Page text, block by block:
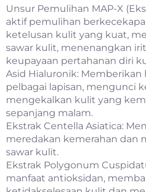
Unsur Pemulihan MAP-X
aktif pemulihan
ketelusan kulit yang kuat,
sawar kulit, menenangkan
keupayaan pertahanan diri
Asid Hialuronik: Memberikan
pelbagai lapisan, mengunci
mengekalkan kulit yang
sepanjang malam.
Ekstrak Centella Asiatica:
meredakan kemerahan dan
sawar kulit.
Ekstrak Polygonum
manfaat antioksidan,